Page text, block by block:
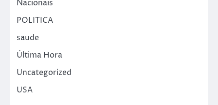
Nacionais
POLITICA
saude
Última Hora
Uncategorized
USA